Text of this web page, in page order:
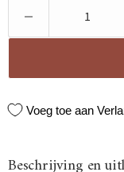
Voeg toe aan
Beschrijving en